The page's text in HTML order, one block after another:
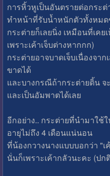
การหิ้วหูเป็นอันตรายต่อกระต่
ทำหน้าที่รับน้ำหนักตัวทั้งหมด
กระต่ายก็เลยนิ่ง เหมือนที่เค
เพราะเค้าเจ็บต่างหากกก)
กระต่ายอาจบาดเจ็บเนื่องจา
ขาดได้
และบางกรณีถ้ากระต่ายดิ้น
และเป็นอัมพาตได้เลย
อีกอย่าง.. กระต่ายที่นำมาใช้
อายุไม่ถึง 4 เดือนแน่นอน
ที่น้องกวางนางแบบบอกว่า "
นั่นก็เพราะเค้ากลัวนะคะ (ป